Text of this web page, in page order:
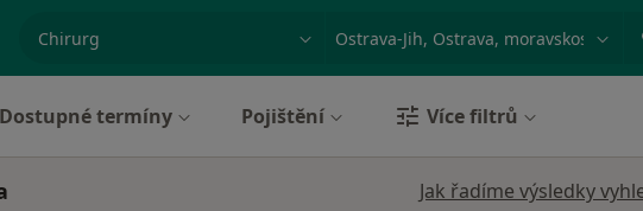
Dostupné termíny Pojištění Více filtrů
Jak řadíme výsledky